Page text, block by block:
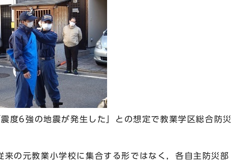
6強の地震が発生した」との想定で教業学区総合防災
の元教業小学校に集合する形ではなく，各自主防災部